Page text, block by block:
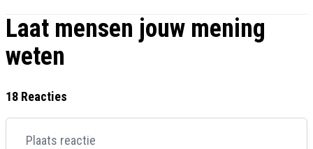
Laat mensen jouw mening
weten
18 Reacties